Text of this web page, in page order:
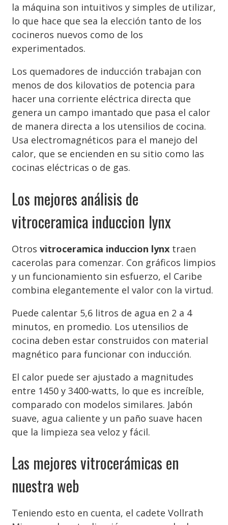
la máquina son intuitivos y simples de utilizar,
lo que hace que sea la elección tanto de los
cocineros nuevos como de los
experimentados.
Los quemadores de inducción trabajan con
menos de dos kilovatios de potencia para
hacer una corriente eléctrica directa que
genera un campo imantado que pasa el calor
de manera directa a los utensilios de cocina.
Usa electromagnéticos para el manejo del
calor, que se encienden en su sitio como las
cocinas eléctricas o de gas.
Los mejores análisis de
vitroceramica induccion lynx
Otros vitroceramica induccion lynx traen
cacerolas para comenzar. Con gráficos limpios
y un funcionamiento sin esfuerzo, el Caribe
combina elegantemente el valor con la virtud.
Puede calentar 5,6 litros de agua en 2 a 4
minutos, en promedio. Los utensilios de
cocina deben estar construidos con material
magnético para funcionar con inducción.
El calor puede ser ajustado a magnitudes
entre 1450 y 3400-watts, lo que es increíble,
comparado con modelos similares. Jabón
suave, agua caliente y un paño suave hacen
que la limpieza sea veloz y fácil.
Las mejores vitrocerámicas en
nuestra web
Teniendo esto en cuenta, el cadete Vollrath